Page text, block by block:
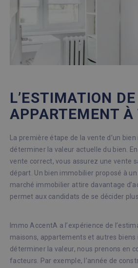
L’ESTIMATION
APPARTEMENT À
La première étape de la vente d’un
déterminer la valeur actuelle du bien.
vente correct, vous assurez une vente
départ. Un bien immobilier proposé à
marché immobilier attire davantage
permet aux candidats de se décider
Immo AccentA a l’expérience de
maisons, appartements et autres biens
déterminer la valeur, nous prenons en
facteurs. Par exemple, l’année de